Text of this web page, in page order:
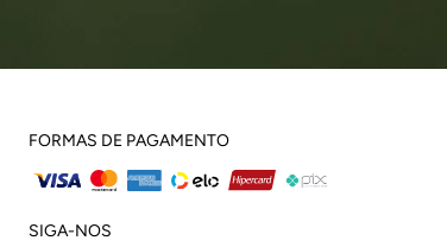
FORMAS DE PAGAMENTO
SIGA-NOS